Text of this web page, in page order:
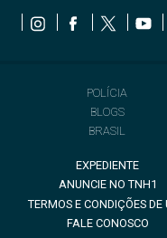
POLÍCIA
BLOGS
BRASIL
EXPEDIENTE
ANUNCIE NO TNH1
TERMOS E CONDIÇÕES DE
FALE CONOSCO